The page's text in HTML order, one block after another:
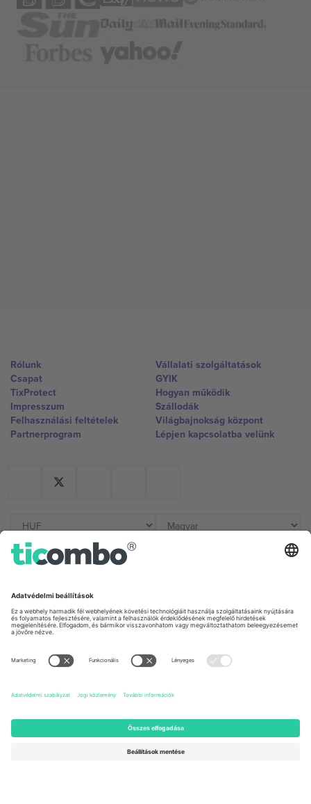
Rólunk
Csapat
TixProtect
Impresszum
Felhasználási feltételek
Partnerprogram
Vállalati szolgáltatások
GYIK
Hogyan működik
Szállodák
Világbajnokság központ
Lépjen kapcsolatba velünk
Germany
Unter den Linden 24, 10117
Berlin, Germany
United Kingdom
167 City Road, London, Greater
Newark, Delaware 19713, United
States
Engelberg, Switzerland